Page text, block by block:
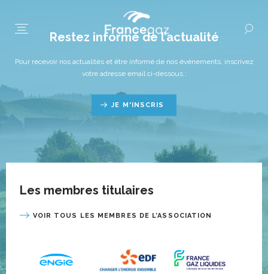
Restez informé de l’actualité
Pour recevoir nos actualités et être informé de nos événements, inscrivez
votre adresse email ci-dessous :
JE M'INSCRIS
Les membres titulaires
VOIR TOUS LES MEMBRES DE L’ASSOCIATION